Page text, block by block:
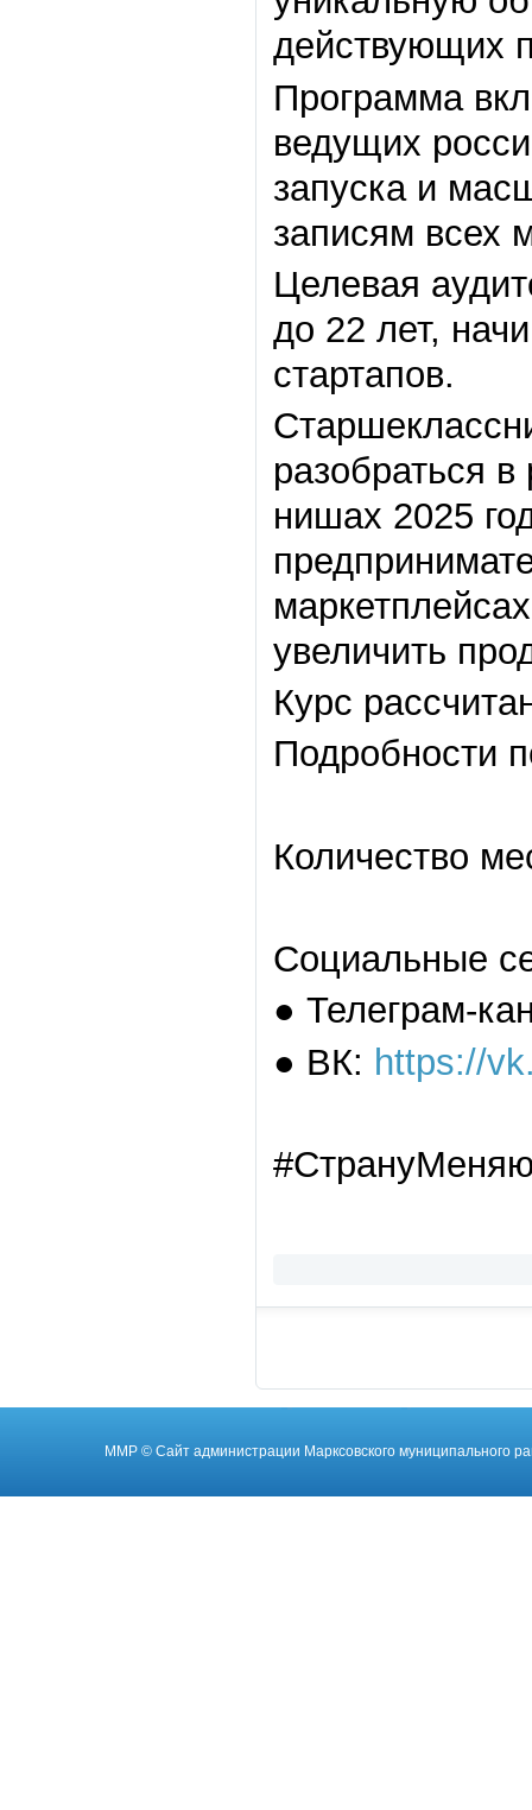
действующих
Программа
ведущих
запуска и
записям всех
Целевая
до 22 лет,
стартапов.
разобраться
нишах 2025
увеличить
Курс
Подробности
Количество
Социальные
● Телеграм-
● ВК: https://
ММР © Cайт администрации Марксовского муниципального